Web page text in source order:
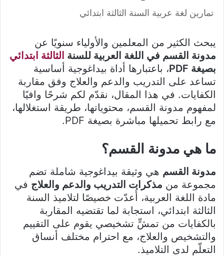
تمارين لغة عربية السنة الثالثة ابتدائي
يبحث الكثير من المعلمين والأولياء سنويًا عن
مدونة القسم في اللغة العربية للسنة الثالثة ابتدائي
بصيغة PDF
، باعتبارها أداة بيداغوجية أساسية
تساعد على التدريب والدعم والعلاج وفق مقاربة
الكفايات. في هذا المقال، نقدّم لكم شرحًا وافيًا
لمفهوم مدونة القسم، محتوياتها، طريقة استغلالها،
مع رابط تحميلها مباشرة بصيغة PDF.
ما هي مدونة القسم؟
مدونة القسم هي وثيقة بيداغوجية شاملة تضم
مجموعة من مذكرات التدريب والدعم والعلاج في
مادة اللغة العربية، أُعدّت خصيصًا لتلاميذ السنة
الثالثة ابتدائي، استجابة لما تقتضيه المقاربة
بالكفايات من تمشٍّ تشخيصي يقوم على التقييم
والتشخيص والعلاج، مع احترام مختلف أنساق
التعلّم لدى التلاميذ.